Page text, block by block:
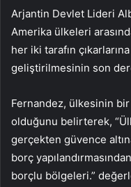
Arjantin Devlet Lideri
Amerika ülkeleri
her iki tarafın
geliştirilmesinin son
Fernandez, ülkesinin
olduğunu belirterek,
gerçekten güvence
borç
borçlu bölgeleri.”